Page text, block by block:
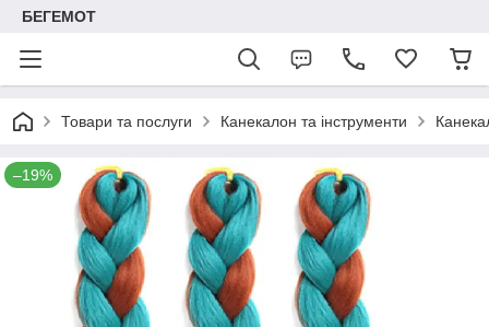
БЕГЕМОТ
Товари та послуги Канекалон та інструменти
–19%